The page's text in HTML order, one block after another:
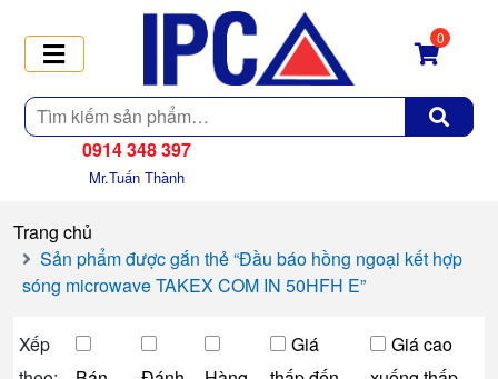
Tìm
kiếm
0
0914 348 397
Mr.Tuấn Thành
Trang chủ
Sản phẩm được gắn thẻ “Đầu báo hồng ngoại kết hợp
sóng microwave TAKEX COM IN 50HFH E”
Xếp
Giá
Giá cao